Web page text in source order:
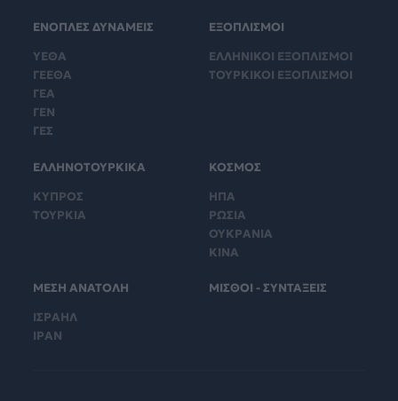
ΕΝΟΠΛΕΣ ΔΥΝΑΜΕΙΣ
ΥΕΘΑ
ΓΕΕΘΑ
ΓΕΑ
ΓΕΝ
ΓΕΣ
ΕΞΟΠΛΙΣΜΟΙ
ΕΛΛΗΝΙΚΟΙ ΕΞΟΠΛΙΣΜΟΙ
ΤΟΥΡΚΙΚΟΙ ΕΞΟΠΛΙΣΜΟΙ
ΕΛΛΗΝΟΤΟΥΡΚΙΚΑ
ΚΥΠΡΟΣ
ΤΟΥΡΚΙΑ
ΚΟΣΜΟΣ
ΗΠΑ
ΡΩΣΙΑ
ΟΥΚΡΑΝΙΑ
ΚΙΝΑ
ΜΕΣΗ ΑΝΑΤΟΛΗ
ΙΣΡΑΗΛ
ΙΡΑΝ
ΜΙΣΘΟΙ - ΣΥΝΤΑΞΕΙΣ